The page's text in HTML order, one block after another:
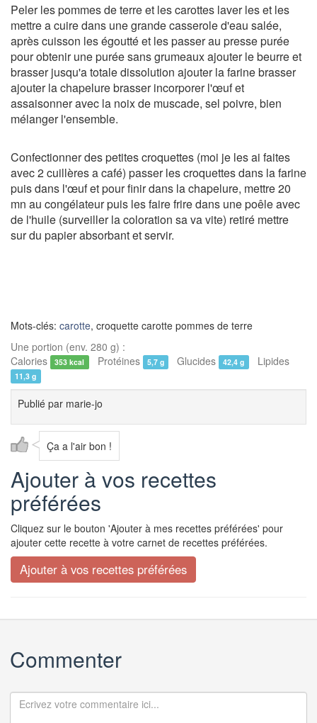
Peler les pommes de terre et les carottes laver les et les
mettre a cuire dans une grande casserole d'eau salée,
après cuisson les égoutté et les passer au presse purée
pour obtenir une purée sans grumeaux ajouter le beurre et
brasser jusqu'a totale dissolution ajouter la farine brasser
ajouter la chapelure brasser incorporer l'œuf et
assaisonner avec la noix de muscade, sel poivre, bien
mélanger l'ensemble.
Confectionner des petites croquettes (moi je les ai faites
avec 2 cuillères a café) passer les croquettes dans la farine
puis dans l'œuf et pour finir dans la chapelure, mettre 20
mn au congélateur puis les faire frire dans une poêle avec
de l'huile (surveiller la coloration sa va vite) retiré mettre
sur du papier absorbant et servir.
Mots-clés: carotte, croquette carotte pommes de terre
Une portion (env. 280 g) :
Calories
353 kcal Protéines 5,7 g Glucides 42,4 g Lipides
11,3 g
Publié par marie-jo
Ça a l'air bon !
Ajouter à vos recettes
préférées
Cliquez sur le bouton 'Ajouter à mes recettes préférées' pour
ajouter cette recette à votre carnet de recettes préférées.
Commenter